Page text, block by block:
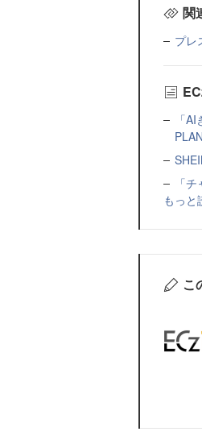
関
プレ
「
「
もっと
こ